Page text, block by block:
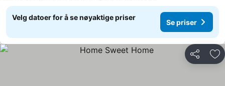
Velg datoer for å se nøyaktige priser
Se priser
Del